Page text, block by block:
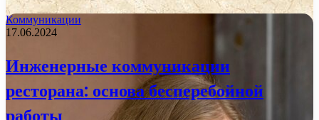
Коммуникации
17.06.2024
Инженерные коммуникации
ресторана: основа бесперебойной